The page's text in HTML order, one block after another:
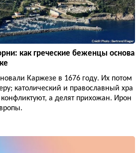
как греческие беженцы основа
Каржезе в 1676 году. Их потом
католический и православный хра
а делят прихожан. Ирон